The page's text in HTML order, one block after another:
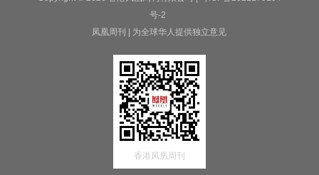
号-2
凤凰周刊 | 为全球华人提供独立意见
香港凤凰周刊